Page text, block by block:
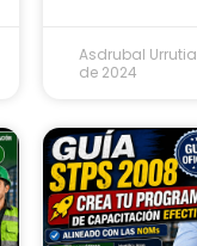
Asdrubal Urrutia
de 2024